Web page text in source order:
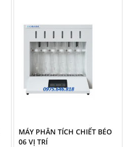
MÁY PHÂN TÍCH CHIẾT BÉO
06 VỊ TRÍ